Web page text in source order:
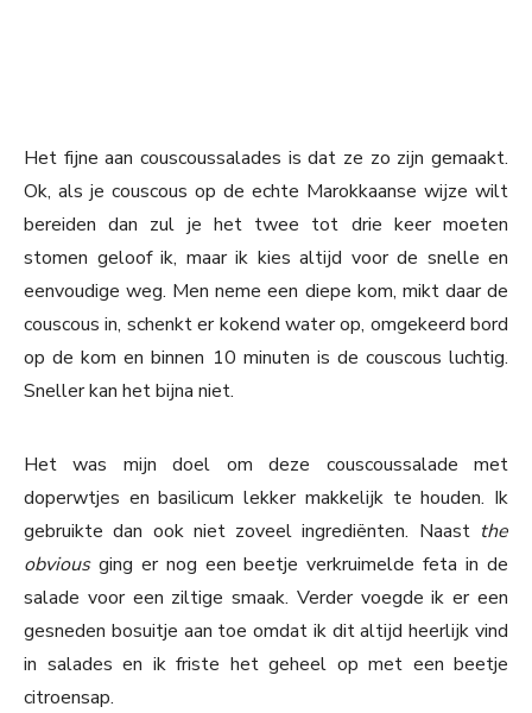
Het fijne aan couscoussalades is dat ze zo zijn gemaakt.
Ok, als je couscous op de echte Marokkaanse wijze wilt
bereiden dan zul je het twee tot drie keer moeten
stomen geloof ik, maar ik kies altijd voor de snelle en
eenvoudige weg. Men neme een diepe kom, mikt daar de
couscous in, schenkt er kokend water op, omgekeerd bord
op de kom en binnen 10 minuten is de couscous luchtig.
Sneller kan het bijna niet.
Het was mijn doel om deze couscoussalade met
doperwtjes en basilicum lekker makkelijk te houden. Ik
gebruikte dan ook niet zoveel ingrediënten. Naast the
obvious ging er nog een beetje verkruimelde feta in de
salade voor een ziltige smaak. Verder voegde ik er een
gesneden bosuitje aan toe omdat ik dit altijd heerlijk vind
in salades en ik friste het geheel op met een beetje
citroensap.